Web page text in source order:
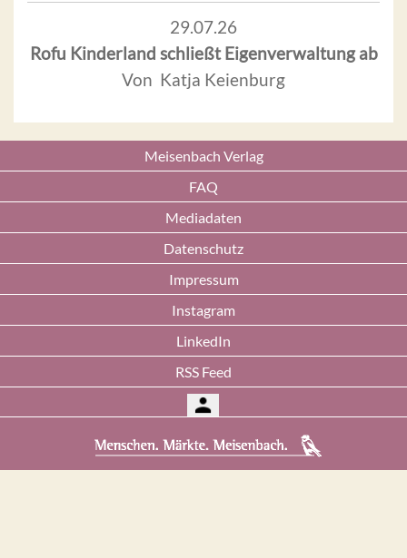
29.07.26
Rofu Kinderland schließt Eigenverwaltung ab
Von Katja Keienburg
Meisenbach Verlag
FAQ
Mediadaten
Datenschutz
Impressum
Instagram
LinkedIn
RSS Feed